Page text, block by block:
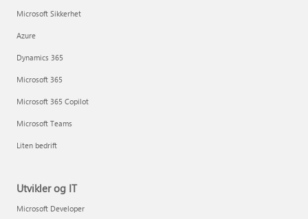
Microsoft Sikkerhet
Azure
Dynamics 365
Microsoft 365
Microsoft 365 Copilot
Microsoft Teams
Liten bedrift
Utvikler og IT
Microsoft Developer